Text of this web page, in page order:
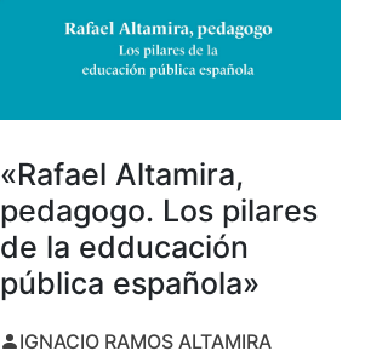
«Rafael Altamira,
pedagogo. Los pilares
de la edducación
pública española»
IGNACIO RAMOS ALTAMIRA